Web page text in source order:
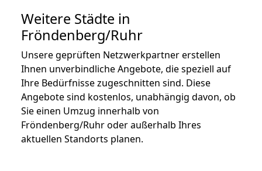
Weitere Städte in
Fröndenberg/Ruhr
Unsere geprüften Netzwerkpartner erstellen
Ihnen unverbindliche Angebote, die speziell auf
Ihre Bedürfnisse zugeschnitten sind. Diese
Angebote sind kostenlos, unabhängig davon, ob
Sie einen Umzug innerhalb von
Fröndenberg/Ruhr oder außerhalb Ihres
aktuellen Standorts planen.